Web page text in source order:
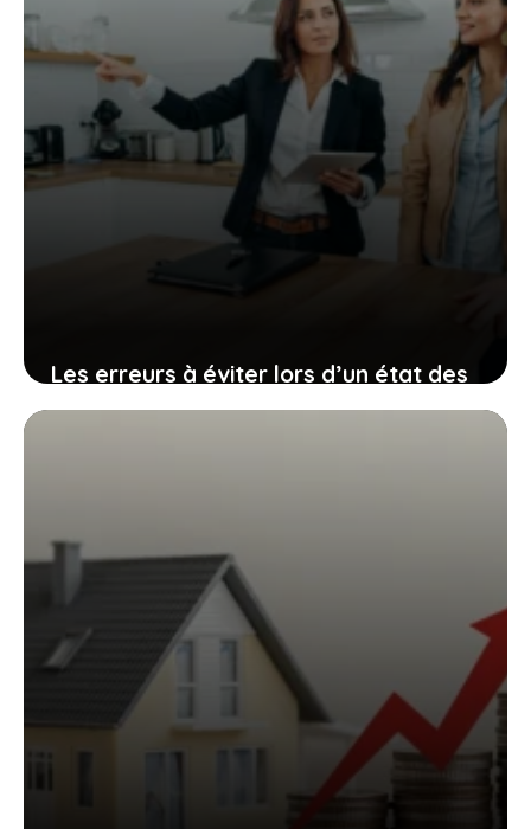
Les erreurs à éviter lors d’un état des
lieux